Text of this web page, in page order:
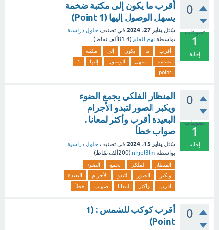
0
تصويتات
1
إجابة
أقرب ما يكون إلى مكتبة ضخمة
يسهل الوصول إليها (1 Point)
سُئل يناير 27، 2024 في تصنيف حلول دراسية
بواسطة نهج العلم (81.4ألف نقاط)
أقرب ما يكون إلى
مكتبة
ضخمة
يسهل الوصول إليها
1
point
0
تصويتات
1
إجابة
المنظار الفلكي يجمع الضوء
ويكبر الصور لتبدو الأجرام
البعيدة أقرب وأكثر لمعانا .
صواب خطأ
سُئل يناير 15، 2024 في تصنيف حلول دراسية
بواسطة nhjel3lm
(200ألف نقاط)
المنظار الفلكي يجمع
الضوء
ويكبر
الصور لتبدو الأجرام
البعيدة
أقرب
وأكثر لمعانا صواب خطأ
0
أقرب كوكب للشمس : (1
Point)